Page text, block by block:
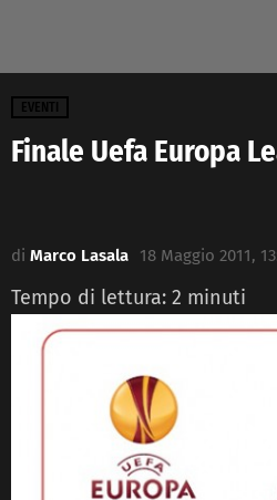
EVENTI
Finale Uefa Europa
di Marco Lasala 18 Maggio 2011,
Tempo di lettura: 2 minuti